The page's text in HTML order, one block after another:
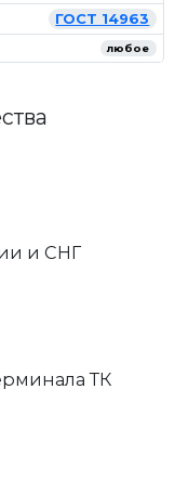
ГОСТ 14963
любое
и СНГ
ТК